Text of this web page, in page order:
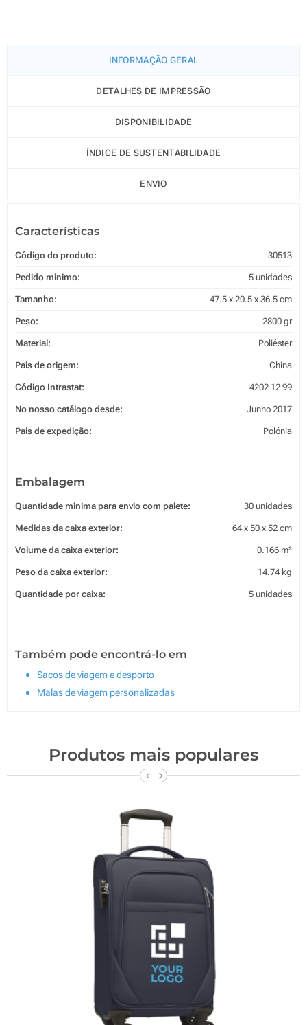
INFORMAÇÃO GERAL
DETALHES DE IMPRESSÃO
DISPONIBILIDADE
ÍNDICE DE SUSTENTABILIDADE
ENVIO
Características
Código do produto: 30513
Pedido mínimo: 5 unidades
Tamanho: 47.5 x 20.5 x 36.5 cm
Peso: 2800 gr
Material: Poliéster
País de origem: China
Código Intrastat: 4202 12 99
No nosso catálogo desde: Junho 2017
País de expedição: Polónia
Embalagem
Quantidade mínima para envio com palete: 30 unidades
Medidas da caixa exterior: 64 x 50 x 52 cm
Volume da caixa exterior: 0.166 m³
Peso da caixa exterior: 14.74 kg
Quantidade por caixa: 5 unidades
Também pode encontrá-lo em
Sacos de viagem e desporto
Malas de viagem personalizadas
Produtos mais populares